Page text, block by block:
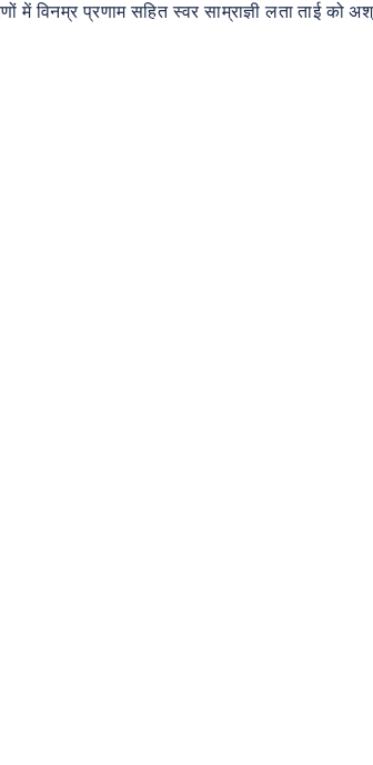
विनम्र प्रणाम सहित स्वर साम्राज्ञी लता ताई को